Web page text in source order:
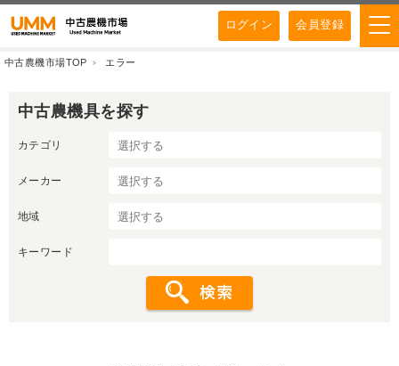
ログイン 会員登録
中古農機市場TOP エラー
中古農機具を探す
カテゴリ
メーカー
地域
キーワード